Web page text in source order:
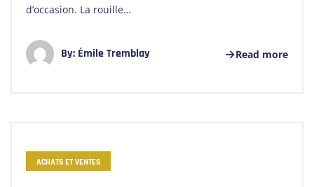
d’occasion. La rouille…
By: Émile Tremblay Read more
ACHATS ET VENTES